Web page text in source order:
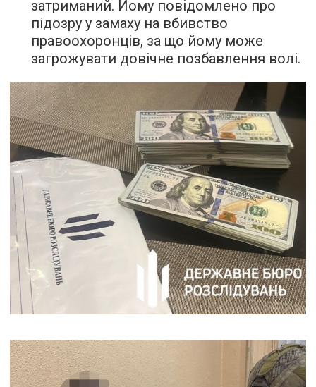
затриманий. Йому повідомлено про
підозру у замаху на вбивство
правоохоронців, за що йому може
загрожувати довічне позбавлення волі.